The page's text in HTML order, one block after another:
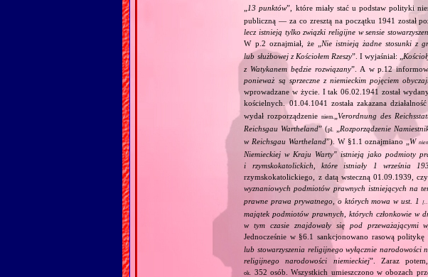
13 punktów”, które miały stać u podstaw polityki
publiczną — za co zresztą na początku 1941 został
lecz istnieją tylko związki religijne w sensie
W p.2 oznajmiał, że „ Nie istnieją żadne stosunki z
lub służbowej z Kościołem Rzeszy”. I wyjaśniał: „
z Watykanem będzie rozwiązany”. A w p.12
ponieważ są sprzeczne z niemieckim pojęciem
wprowadzane w życie. I tak 06.02.1941 został
kościelnych. 01.04.1041 została zakazana
wydał rozporządzenieniem. „Verordnung des
Reichsgau Wartheland” (pl.
Rozporządzenie
w Reichsgau Wartheland”). W §1.1 oznajmiano „W
Niemieckiej w Kraju Warty" istnieją jako podmioty
i rzymskokatolickich, które istniały 1 września
rzymskokatolickiego, z datą wsteczną 01.09.1939,
wyznaniowych podmiotów prawnych istniejących na
prawne prawa prywatnego, o których mowa w ust. 1
majątek podmiotów prawnych, których członkowie w
w tym czasie znajdowały się pod przeważającymi
Jednocześnie w §6.1 sankcjonowano rasową
lub stowarzyszenia religijnego wyłącznie narodowości
religijnego narodowości niemieckiej”. Zaraz
ok. 352 osób. Wszystkich umieszczono w obozach